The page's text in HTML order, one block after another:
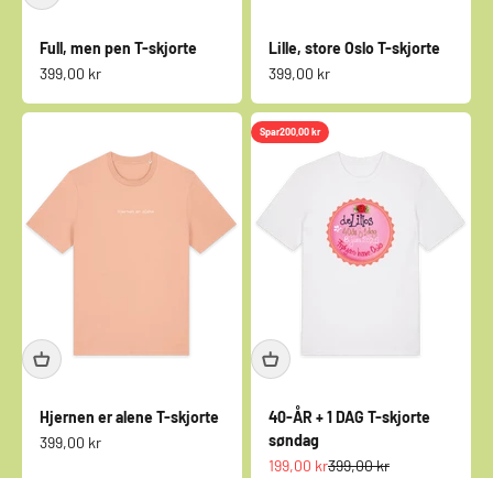
Full, men pen T-skjorte
Salgspris
399,00 kr
Lille, store Oslo T-skjorte
Salgspris
399,00 kr
Hjernen er alene T-skjorte
Salgspris
399,00 kr
Spar200,00 kr
40-ÅR + 1 DAG T-skjorte
søndag
Salgspris
199,00 krNormalpris
399,00 kr